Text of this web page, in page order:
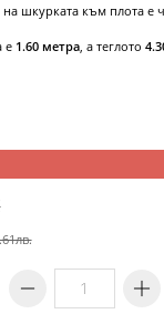
шкурката към плота е
е 1.60 метра, а теглото